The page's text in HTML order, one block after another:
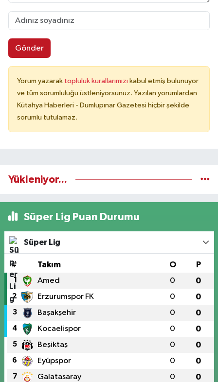
Gönder
Yorum yazarak topluluk kurallarımızı kabul etmiş bulunuyor
ve tüm sorumluluğu üstleniyorsunuz. Yazılan yorumlardan
Kütahya Haberleri - Dumlupınar Gazetesi hiçbir şekilde
sorumlu tutulamaz.
Yükleniyor...
Süper Lig Puan Durumu
Süper Lig
# Takım O P
1 Amed 0 0
2 Erzurumspor FK 0 0
3 Başakşehir 0 0
4 Kocaelispor 0 0
5 Beşiktaş 0 0
6 Eyüpspor 0 0
7 Galatasaray 0 0